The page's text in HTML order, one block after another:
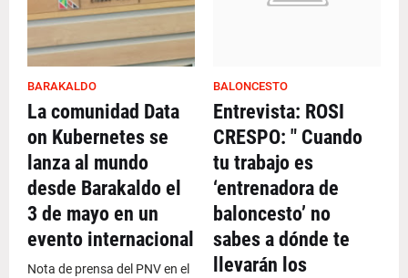
BARAKALDO
La comunidad Data
on Kubernetes se
lanza al mundo
desde Barakaldo el
3 de mayo en un
evento internacional
Nota de prensa del PNV en el
BALONCESTO
Entrevista: ROSI
CRESPO: " Cuando
tu trabajo es
‘entrenadora de
baloncesto’ no
sabes a dónde te
llevarán los